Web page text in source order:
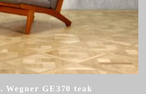
Wegner GE370 teak